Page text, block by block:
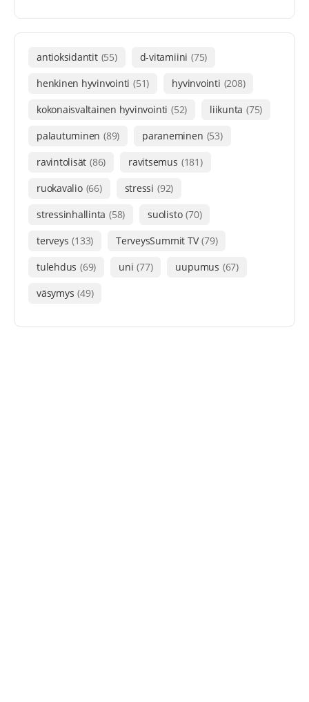
antioksidantit (55) d-vitamiini (75)
henkinen hyvinvointi (51) hyvinvointi (208)
kokonaisvaltainen hyvinvointi (52) liikunta (75)
palautuminen (89) paraneminen (53)
ravintolisät (86) ravitsemus (181)
ruokavalio (66) stressi (92)
stressinhallinta (58) suolisto (70)
terveys (133) TerveysSummit TV (79)
tulehdus (69) uni (77) uupumus (67)
väsymys (49)